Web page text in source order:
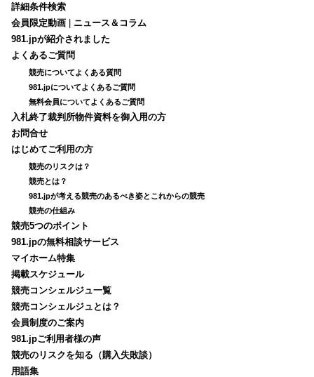
詳細条件検索
会員限定動画
ニュース＆コラム
981.jpが紹介されました
よくあるご質問
競売についてよくある質問
981.jpについてよくあるご質問
無料会員についてよくあるご質問
入札終了裁判所物件資料を御入用の方
お問合せ
はじめてご利用の方
競売のリスクは？
競売とは？
981.jpが考える競売のあるべき姿とこれからの競売
競売の仕組み
競売5つのポイント
981.jpの無料相談サービス
マイホーム特集
掲載スケジュール
競売コンシェルジュ一覧
競売コンシェルジュとは？
会員制度のご案内
981.jpご利用者様の声
競売のリスクを知る（購入失敗談）
用語集